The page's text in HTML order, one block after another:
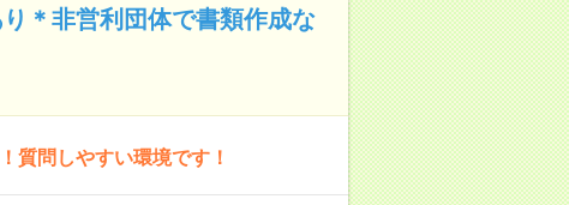
＊非営利団体で書類作成な
質問しやすい環境です！